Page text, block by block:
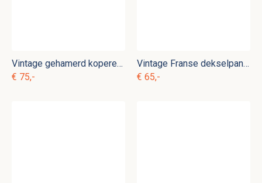
Vintage gehamerd koperen steelpan me deksel kk. p 25
€ 75,-
Vintage Franse dekselpan Jean Matillon kk. p 24
€ 65,-